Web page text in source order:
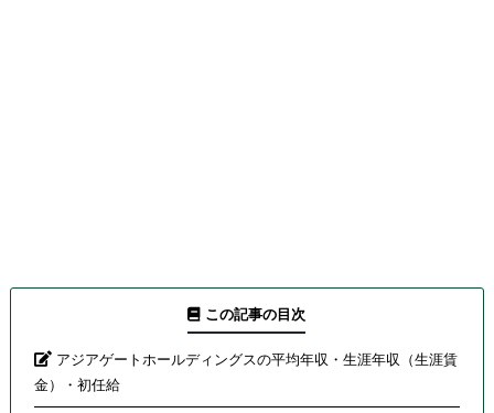
この記事の目次
アジアゲートホールディングスの平均年収・生涯年収（生涯賃
金）・初任給